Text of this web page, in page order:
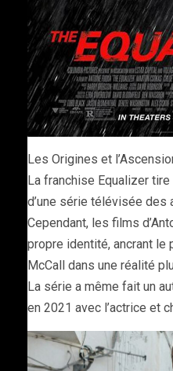
Les Origines et
La franchise Equalizer
d’une série télévisée des
Cependant, les films
propre identité, ancrant le
McCall dans une réalité
La série a même fait un
en 2021 avec l’actrice et